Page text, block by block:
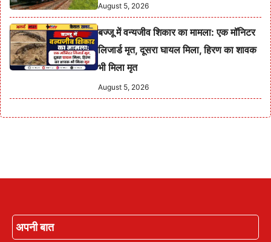
August 5, 2026
बज्जू में वन्यजीव शिकार का मामला: एक मॉनिटर
लिजार्ड मृत, दूसरा घायल मिला, हिरण का शावक
भी मिला मृत
August 5, 2026
अपनी बात